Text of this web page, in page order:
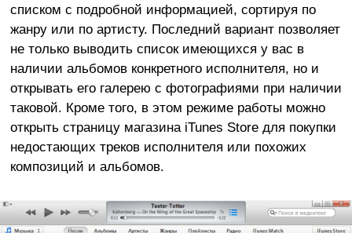
списком с подробной информацией, сортируя по
жанру или по артисту. Последний вариант позволяет
не только выводить список имеющихся у вас в
наличии альбомов конкретного исполнителя, но и
открывать его галерею с фотографиями при наличии
таковой. Кроме того, в этом режиме работы можно
открыть страницу магазина iTunes Store для покупки
недостающих треков исполнителя или похожих
композиций и альбомов.